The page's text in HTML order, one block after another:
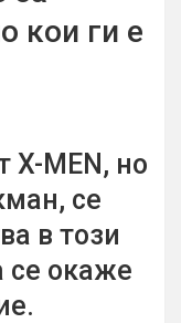
кои ги е
X-MEN, но
се
в този
окаже